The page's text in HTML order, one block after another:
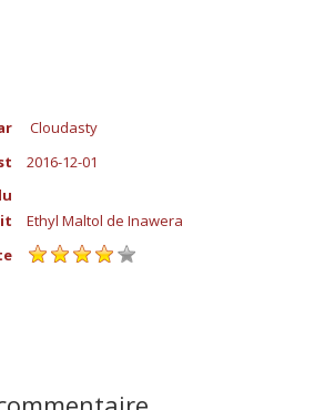
Cloudasty
2016-12-01
Ethyl Maltol de Inawera